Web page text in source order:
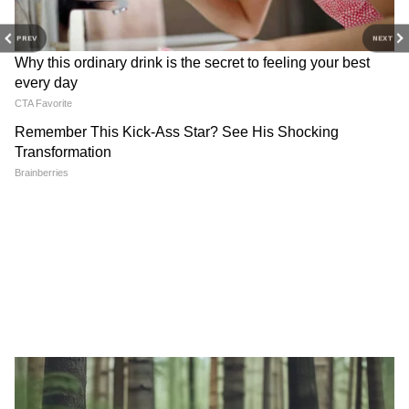
PREV NEXT
বিছানায় শুয়েই ৫টা যোগাসন – ১০ মিনিট রুটিন
১. বিপরীত করণী মুদ্রা – ক্লান্তির ‘রিসেট বাটন’ | ২
মিনিট
কেন: পা দেওয়ালে তুলে দিলে পায়ে জমা রক্ত হার্টে
ফেরে। ব্রেনে অক্সিজেন যায়। ২ মিনিটেই ঝিমুনি
থাইরয়েডে লাভ: ইনভার্সন পোজ। গলায় ব্লাড ফ্লো